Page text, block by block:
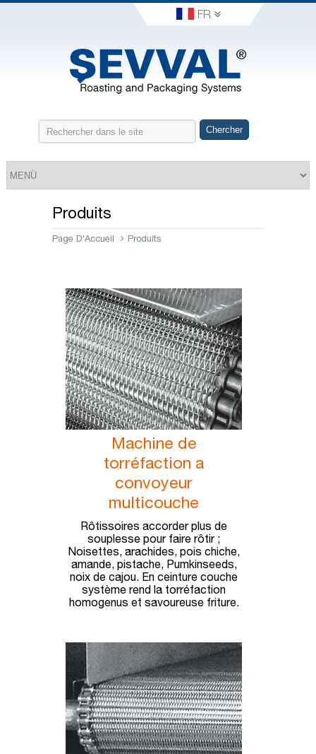
FR
Produits
Page D'Accueil Produits
Machine de
torréfaction a
convoyeur
multicouche
Rôtissoires accorder plus de
souplesse pour faire rôtir ;
Noisettes, arachides, pois chiche,
amande, pistache, Pumkinseeds,
noix de cajou. En ceinture couche
système rend la torréfaction
homogenus et savoureuse friture.